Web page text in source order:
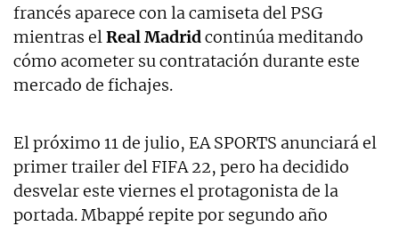
francés aparece con la camiseta del PSG
mientras elReal Madridcontinúa meditando
cómo acometer su contratación durante este
mercado de fichajes.
El próximo 11 de julio, EA SPORTS anunciará el
primer trailer del FIFA 22, pero ha decidido
desvelar este viernes el protagonista de la
portada. Mbappé repite por segundo año